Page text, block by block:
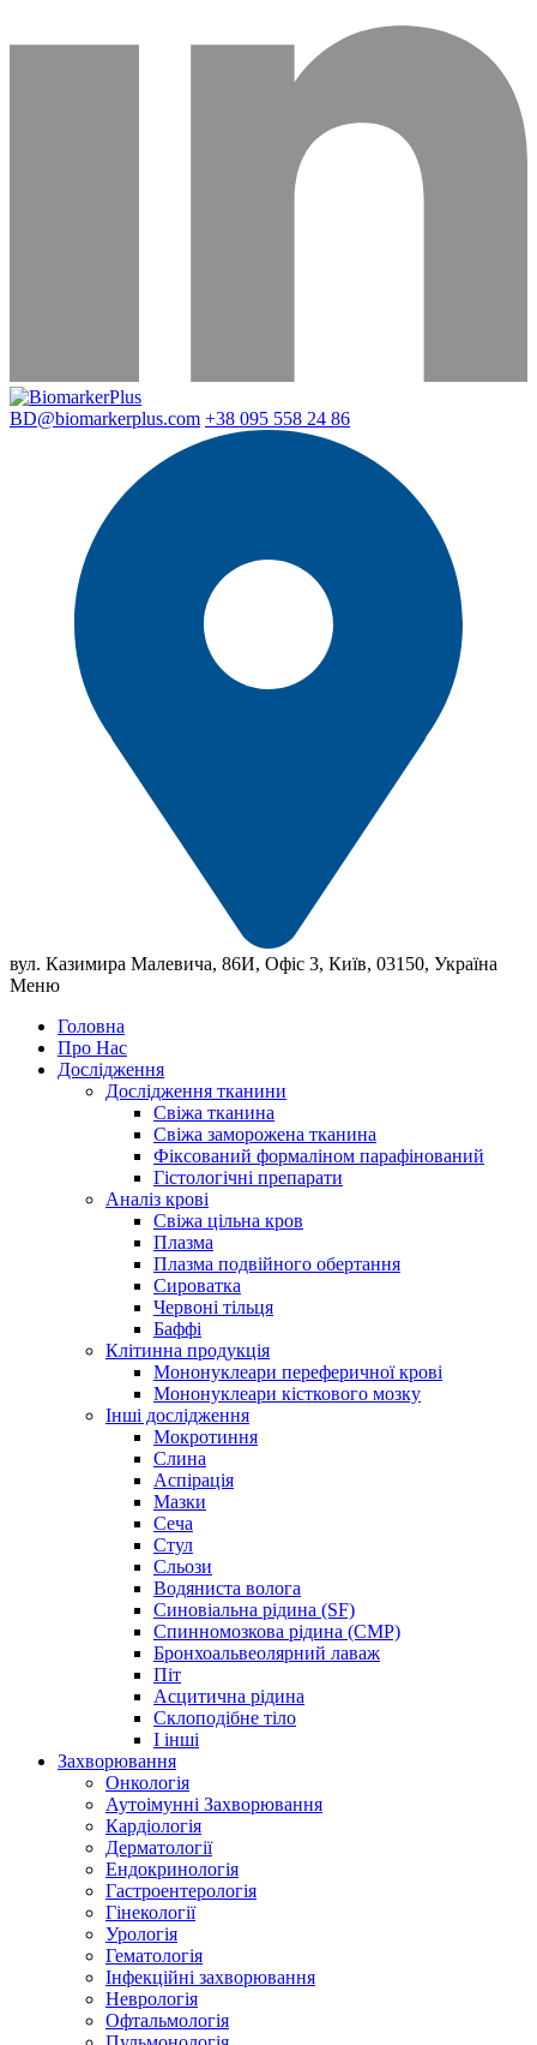
BD@biomarkerplus.com +38 095 558 24 86
вул. Казимира Малевича, 86И, Офіс 3, Київ, 03150, Україна
Меню
Головна
Про Нас
Дослідження
Дослідження тканини
Свіжа тканина
Свіжа заморожена тканина
Фіксований формаліном парафінований
Гістологічні препарати
Аналіз крові
Свіжа цільна кров
Плазма
Плазма подвійного обертання
Сироватка
Червоні тільця
Баффі
Клітинна продукція
Мононуклеари переферичної крові
Мононуклеари кісткового мозку
Інші дослідження
Мокротиння
Слина
Аспірація
Мазки
Сеча
Стул
Сльози
Водяниста волога
Синовіальна рідина (SF)
Спинномозкова рідина (CMP)
Бронхоальвеолярний лаваж
Піт
Асцитична рідина
Склоподібне тіло
І інші
Захворювання
Онкологія
Аутоімунні Захворювання
Кардіологія
Дерматології
Ендокринологія
Гастроентерологія
Гінекології
Урологія
Гематологія
Інфекційні захворювання
Неврологія
Офтальмологія